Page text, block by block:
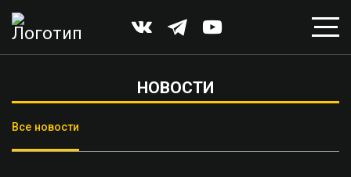
НОВОСТИ
Все новости